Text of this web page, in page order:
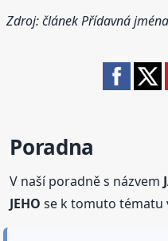
Zdroj: článekPřídavná jména
Poradna
V naší poradně s názvem
JEHO se k tomuto tématu